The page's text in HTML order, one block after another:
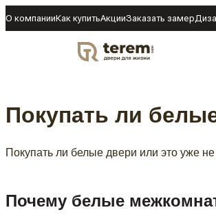
О компанииКак купитьАкцииЗаказать замер
DOOR
Покупать ли
Покупать ли белые двери или это уже
Почему белые